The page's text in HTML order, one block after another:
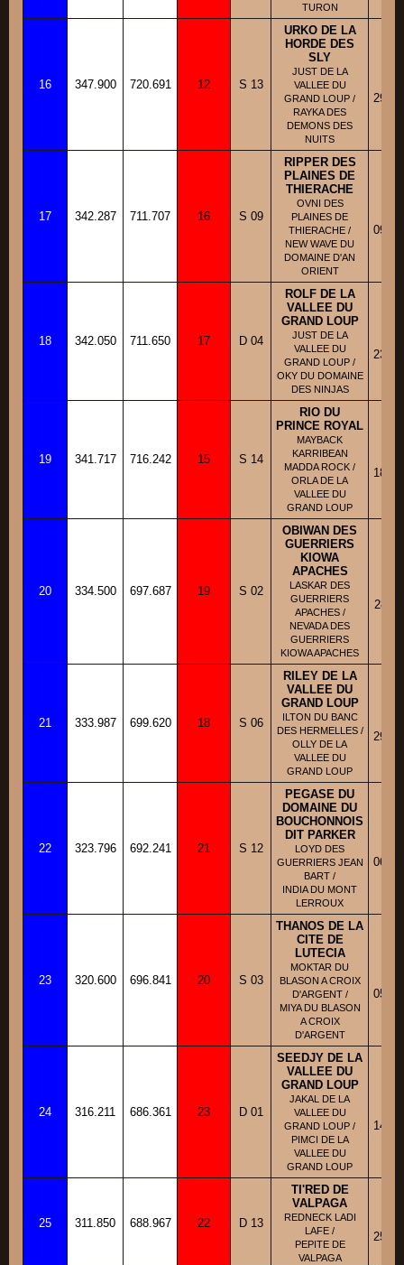
TURON
16 347.900 720.691 12 S 13
URKO DE LA
HORDE DES
SLY
JUST DE LA
VALLEE DU
GRAND LOUP /
RAYKA DES
DEMONS DES
NUITS
29/
17 342.287 711.707 16 S 09
RIPPER DES
PLAINES DE
THIERACHE
OVNI DES
PLAINES DE
THIERACHE /
NEW WAVE DU
DOMAINE D'AN
ORIENT
09/
18 342.050 711.650 17 D 04
ROLF DE LA
VALLEE DU
GRAND LOUP
JUST DE LA
VALLEE DU
GRAND LOUP /
OKY DU DOMAINE
DES NINJAS
23/
19 341.717 716.242 15 S 14
RIO DU
PRINCE ROYAL
MAYBACK
KARRIBEAN
MADDA ROCK /
ORLA DE LA
VALLEE DU
GRAND LOUP
18/
20 334.500 697.687 19 S 02
OBIWAN DES
GUERRIERS
KIOWA
APACHES
LASKAR DES
GUERRIERS
APACHES /
NEVADA DES
GUERRIERS
KIOWA APACHES
28/
21 333.987 699.620 18 S 06
RILEY DE LA
VALLEE DU
GRAND LOUP
ILTON DU BANC
DES HERMELLES /
OLLY DE LA
VALLEE DU
GRAND LOUP
29/
22 323.796 692.241 21 S 12
PEGASE DU
DOMAINE DU
BOUCHONNOIS
DIT PARKER
LOYD DES
GUERRIERS JEAN
BART /
INDIA DU MONT
LERROUX
06/
23 320.600 696.841 20 S 03
THANOS DE LA
CITE DE
LUTECIA
MOKTAR DU
BLASON A CROIX
D'ARGENT /
MIYA DU BLASON
A CROIX
D'ARGENT
05/
24 316.211 686.361 23 D 01
SEEDJY DE LA
VALLEE DU
GRAND LOUP
JAKAL DE LA
VALLEE DU
GRAND LOUP /
PIMCI DE LA
VALLEE DU
GRAND LOUP
14/
25 311.850 688.967 22 D 13
TI'RED DE
VALPAGA
REDNECK LADI
LAFE /
PEPITE DE
VALPAGA
25/